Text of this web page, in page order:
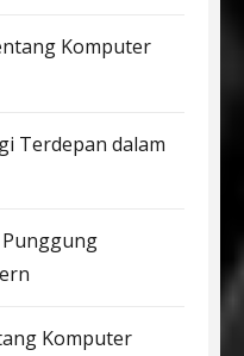
Komputer
Terdepan dalam
Komputer